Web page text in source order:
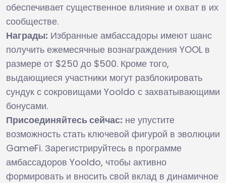
обеспечивает существенное влияние и охват в их
сообществе.
Награды: Избранные амбассадоры имеют шанс
получить ежемесячные вознаграждения YOOL в
размере от $250 до $500. Кроме того,
выдающиеся участники могут разблокировать
сундук с сокровищами Yooldo с захватывающими
бонусами.
Присоединяйтесь сейчас: не упустите
возможность стать ключевой фигурой в эволюции
GameFi. Зарегистрируйтесь в программе
амбассадоров Yooldo, чтобы активно
формировать и вносить свой вклад в динамичное